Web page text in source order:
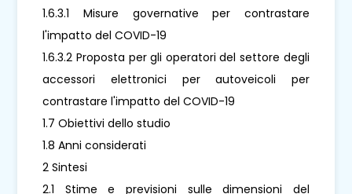
1.6.3.1 Misure governative per contrastare
l'impatto del COVID-19
1.6.3.2 Proposta per gli operatori del settore degli
accessori elettronici per autoveicoli per
contrastare l'impatto del COVID-19
1.7 Obiettivi dello studio
1.8 Anni considerati
2 Sintesi
2.1 Stime e previsioni sulle dimensioni del